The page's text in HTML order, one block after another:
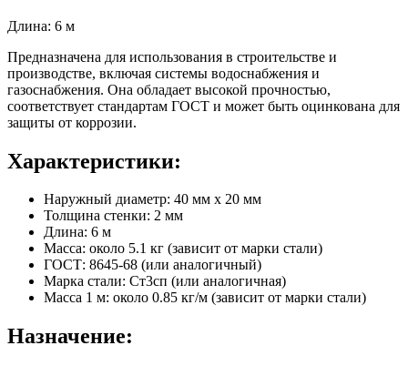
Длина: 6 м
Предназначена для использования в строительстве и
производстве, включая системы водоснабжения и
газоснабжения. Она обладает высокой прочностью,
соответствует стандартам ГОСТ и может быть оцинкована для
защиты от коррозии.
Характеристики:
Наружный диаметр: 40 мм x 20 мм
Толщина стенки: 2 мм
Длина: 6 м
Масса: около 5.1 кг (зависит от марки стали)
ГОСТ: 8645-68 (или аналогичный)
Марка стали: Ст3сп (или аналогичная)
Масса 1 м: около 0.85 кг/м (зависит от марки стали)
Назначение: